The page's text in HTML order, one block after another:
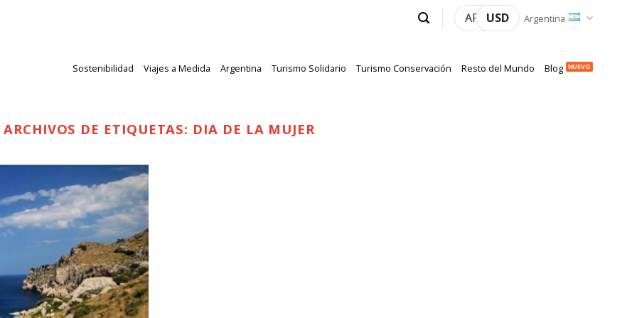
ARS USD Argentina
Sostenibilidad Viajes a Medida Argentina Turismo Solidario Turismo Conservación Resto del Mundo Blog
ARCHIVOS DE ETIQUETAS: DIA DE LA MUJER